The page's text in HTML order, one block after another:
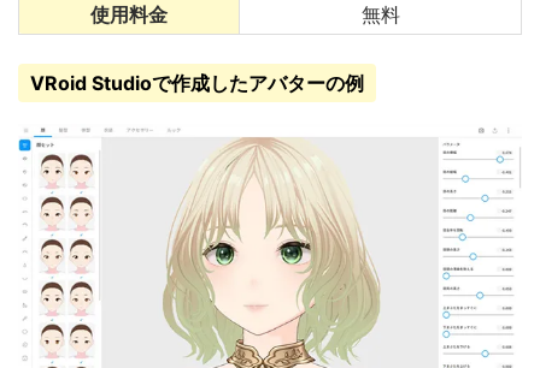
使用料金
無料
VRoid Studioで作成したアバターの例